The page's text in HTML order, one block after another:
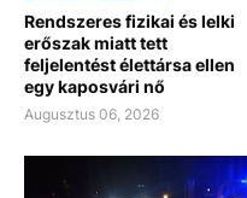
Rendszeres fizikai és lelki
erőszak miatt tett
feljelentést élettársa ellen
egy kaposvári nő
Augusztus 06, 2026